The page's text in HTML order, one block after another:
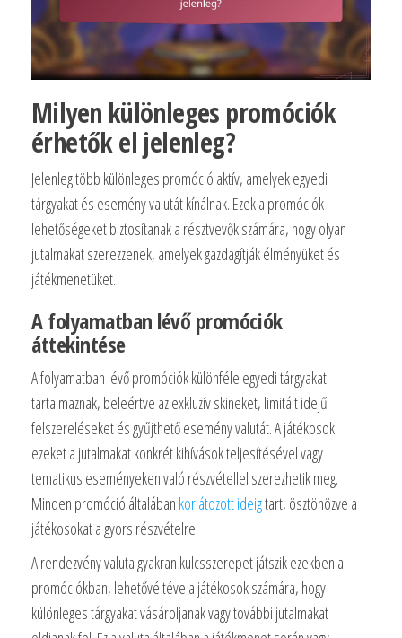
Milyen különleges promóciók
érhetők el jelenleg?
Jelenleg több különleges promóció aktív, amelyek egyedi
tárgyakat és esemény valutát kínálnak. Ezek a promóciók
lehetőségeket biztosítanak a résztvevők számára, hogy olyan
jutalmakat szerezzenek, amelyek gazdagítják élményüket és
játékmenetüket.
A folyamatban lévő promóciók
áttekintése
A folyamatban lévő promóciók különféle egyedi tárgyakat
tartalmaznak, beleértve az exkluzív skineket, limitált idejű
felszereléseket és gyűjthető esemény valutát. A játékosok
ezeket a jutalmakat konkrét kihívások teljesítésével vagy
tematikus eseményeken való részvétellel szerezhetik meg.
Minden promóció általában korlátozott ideigtart, ösztönözve a
játékosokat a gyors részvételre.
A rendezvény valuta gyakran kulcsszerepet játszik ezekben a
promóciókban, lehetővé téve a játékosok számára, hogy
különleges tárgyakat vásároljanak vagy további jutalmakat